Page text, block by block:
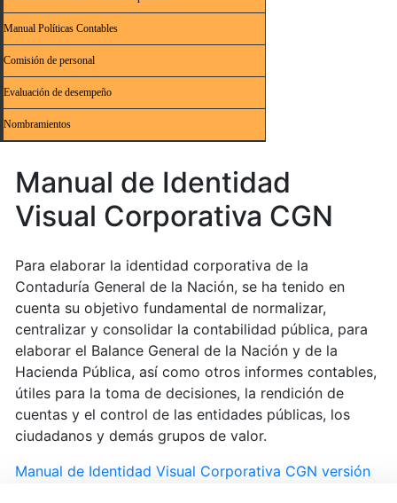
Manual Políticas Contables
Comisión de personal
Evaluación de desempeño
Nombramientos
Manual de Identidad
Visual Corporativa CGN
Para elaborar la identidad corporativa de la
Contaduría General de la Nación, se ha tenido en
cuenta su objetivo fundamental de normalizar,
centralizar y consolidar la contabilidad pública, para
elaborar el Balance General de la Nación y de la
Hacienda Pública, así como otros informes contables,
útiles para la toma de decisiones, la rendición de
cuentas y el control de las entidades públicas, los
ciudadanos y demás grupos de valor.
Manual de Identidad Visual Corporativa CGN versión